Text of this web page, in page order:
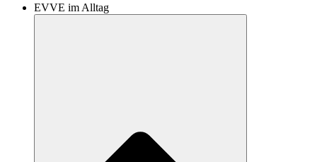
EVVE im Alltag